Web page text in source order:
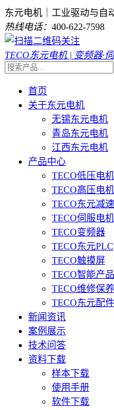
东元电机｜工业驱动与自
热线电话： 400-622-7598
TECO东元电机 | 变频器·
首页
关于东元电机
无锡东元电机
青岛东元电机
江西东元电机
产品中心
TECO低压电机
TECO高压电机
TECO东元减
TECO伺服电机
TECO变频器
TECO东元PLC
TECO触摸屏
TECO智能产品
TECO维修保养
TECO东元配件
新闻资讯
案例展示
技术问答
资料下载
样本下载
使用手册
软件下载